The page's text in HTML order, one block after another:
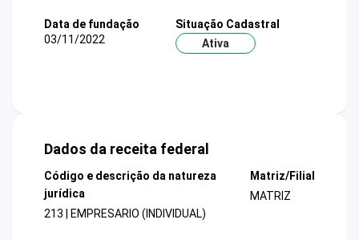
Data de fundação
03/11/2022
Situação Cadastral
Ativa
Dados da receita federal
Código e descrição da natureza
jurídica
213 | EMPRESARIO (INDIVIDUAL)
Matriz/Filial
MATRIZ